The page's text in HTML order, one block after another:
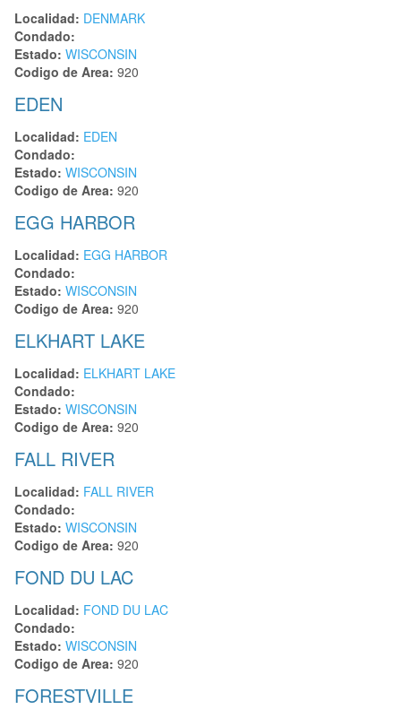
Localidad: DENMARK
Condado:
Estado: WISCONSIN
Codigo de Area: 920
EDEN
Localidad: EDEN
Condado:
Estado: WISCONSIN
Codigo de Area: 920
EGG HARBOR
Localidad: EGG HARBOR
Condado:
Estado: WISCONSIN
Codigo de Area: 920
ELKHART LAKE
Localidad: ELKHART LAKE
Condado:
Estado: WISCONSIN
Codigo de Area: 920
FALL RIVER
Localidad: FALL RIVER
Condado:
Estado: WISCONSIN
Codigo de Area: 920
FOND DU LAC
Localidad: FOND DU LAC
Condado:
Estado: WISCONSIN
Codigo de Area: 920
FORESTVILLE